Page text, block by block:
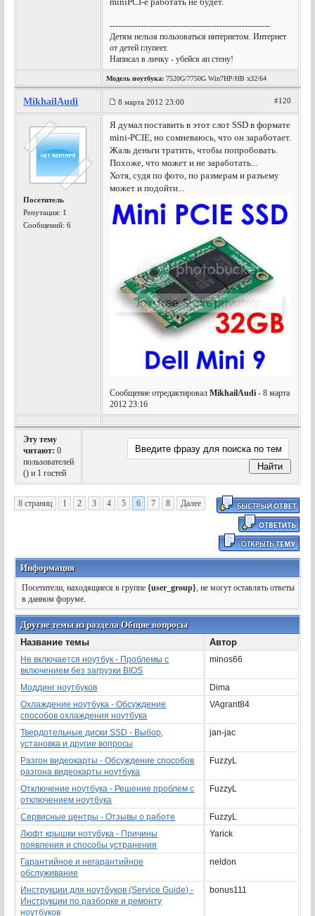
---------------------------------------------------------
Детям нельзя пользоваться интернетом. Интернет
от детей глупеет.
Написал в личку - убейся ап стену!
Модель ноутбука: 7520G/7750G Win7HP/HB x32/64
MikhailAudi 8 марта 2012 23:00 #120
Посетитель
Репутация: 1
Сообщений: 6
Я думал поставить в этот слот SSD в формате
mini-PCIE, но сомневаюсь, что он заработает.
Жаль деньги тратить, чтобы попробовать.
Похоже, что может и не заработать...
Хотя, судя по фото, по размерам и разъему
может и подойти...
Сообщение отредактировалMikhailAudi - 8 марта
2012 23:16
Эту тему
читают: 0
пользователей
() и 1 гостей
8 страниц 1 2 3 4 5 6 7 8 Далее
Информация
Посетители, находящиеся в группе{user_group}, не могут оставлять ответы
в данном форуме.
Другие темы из раздела Общие вопросы
Название темы
Автор
Не включается ноутбук - Проблемы с
включением без загрузки BIOS
minos66
Моддинг ноутбуков
Dima
Охлаждение ноутбука - Обсуждение
способов охлаждения ноутбука
VAgrant84
Твердотельные диски SSD - Выбор,
установка и другие вопросы
jan-jac
Разгон видеокарты - Обсуждение способов
разгона видеокарты ноутбука
FuzzyL
Отключение ноутбука - Решение проблем с
отключением ноутбука
FuzzyL
Сервисные центры - Отзывы о работе
FuzzyL
Люфт крышки нотубука - Причины
появления и способы устранения
Yarick
Гарантийное и негарантийное
обслуживание
neldon
Инструкции для ноутбуков (Service Guide) -
Инструкции по разборке и ремонту
ноутбуков
bonus111